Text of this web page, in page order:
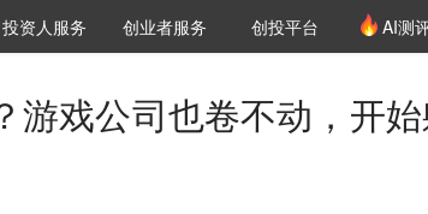
投资机构库
资机构职位推介
投资人服务 创投氪堂
创业者服务 创投平台 AI测
游戏公司也卷不动，开